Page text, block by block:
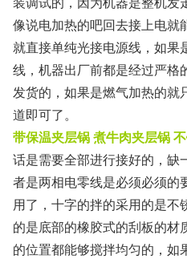
像说电加热的吧回去接上电就
就直接单纯光接电源线，如果
线，机器出厂前都是经过严格
发货的，如果是燃气加热的就
道即可了。
带保温夹层锅 煮牛肉夹层锅
话是需要全部进行接好的，缺
者是两相电零线是必须必须的
用了，十字的拌的采用的是不
的是底部的橡胶式的刮板的材
的位置都能够搅拌均匀的，如